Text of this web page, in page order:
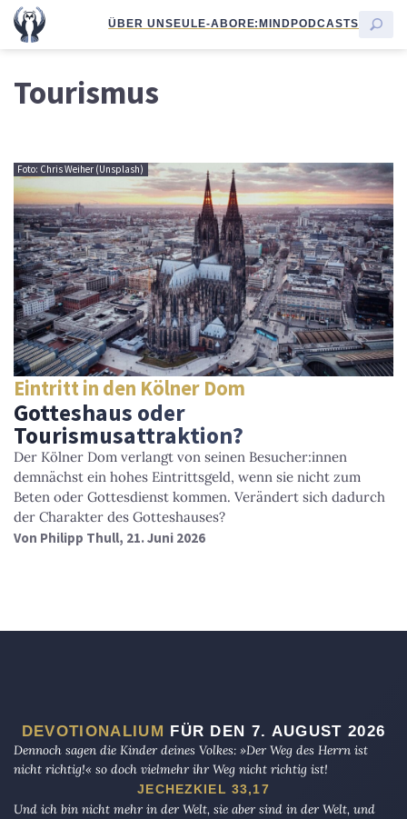
ÜBER UNSEULE-ABORE:MINDPODCASTS
Tourismus
Foto: Chris Weiher (Unsplash)
Eintritt in den Kölner Dom
Gotteshaus oder
Tourismusattraktion?
Der Kölner Dom verlangt von seinen Besucher:innen
demnächst ein hohes Eintrittsgeld, wenn sie nicht zum
Beten oder Gottesdienst kommen. Verändert sich dadurch
der Charakter des Gotteshauses?
Von Philipp Thull, 21. Juni 2026
DEVOTIONALIUM
FÜR DEN 7. AUGUST 2026
Dennoch sagen die Kinder deines Volkes: »Der Weg des Herrn ist
nicht richtig!« so doch vielmehr ihr Weg nicht richtig ist!
JECHEZKIEL 33,17
Und ich bin nicht mehr in der Welt, sie aber sind in der Welt, und